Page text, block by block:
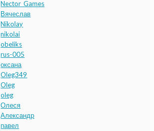
Nector_Games
Вячеслав
Nikolay
nikolai
obeliks
rus-005
оксана
Oleg349
Oleg
oleg
Олеся
Александр
павел